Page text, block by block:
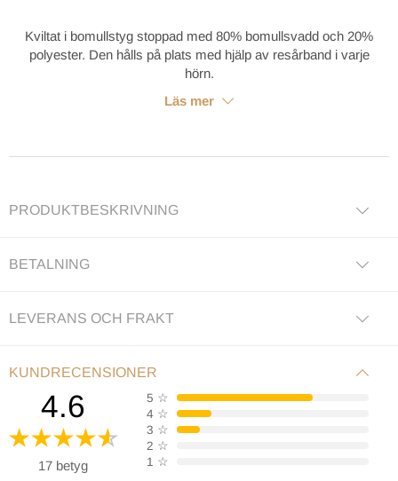
Kviltat i bomullstyg stoppad med 80% bomullsvadd och 20%
polyester. Den hålls på plats med hjälp av resårband i varje
hörn.
Läs mer
PRODUKTBESKRIVNING
BETALNING
LEVERANS OCH FRAKT
KUNDRECENSIONER
4.6
17 betyg
5 ☆
4 ☆
3 ☆
2 ☆
1 ☆